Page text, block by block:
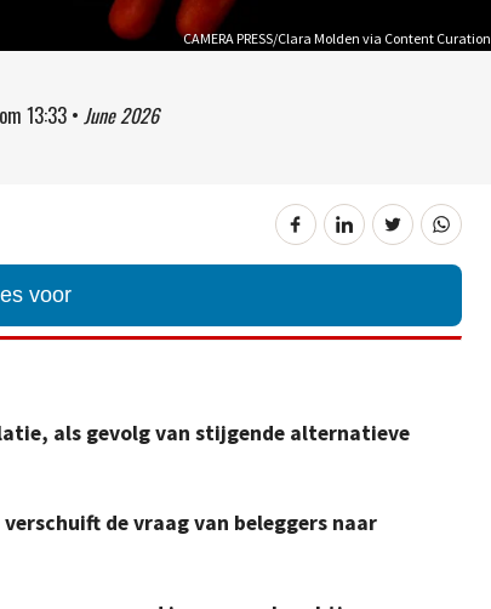
CAMERA PRESS/Clara Molden via Content Curation
om 13:33 • June 2026
voor
als gevolg van stijgende alternatieve
de vraag van beleggers naar